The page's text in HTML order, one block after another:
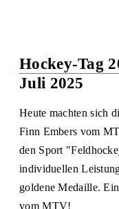
Hockey-Tag
Juli 2025
Heute machten sich
Finn Embers vom
den Sport
individuellen
goldene Medaille.
vom MTV!